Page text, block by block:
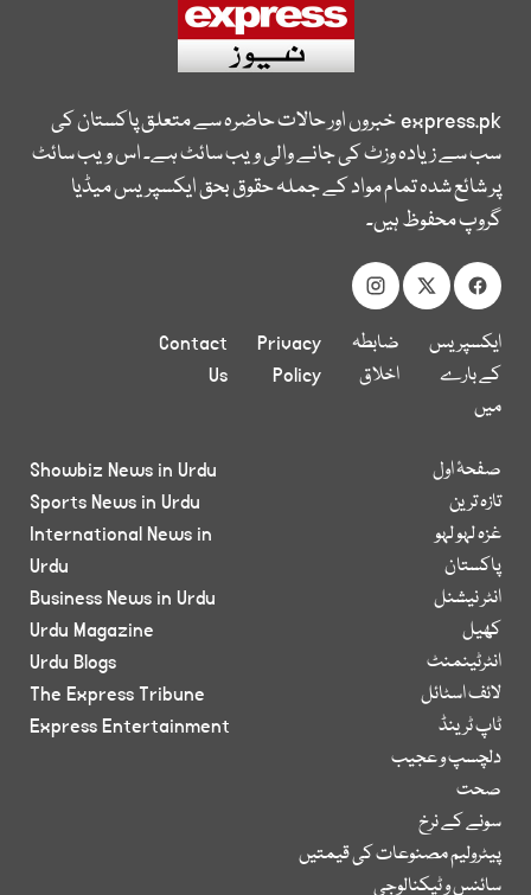
express.pkخبروں اور حالات حاضرہ سے متعلق پاکستان کی
سب سے زیادہ وزٹ کی جانے والی ویب سائٹ ہے۔ اس ویب سائٹ
پر شائع شدہ تمام مواد کے جملہ حقوق بحق ایکسپریس میڈیا
گروپ محفوظ ہیں۔
ایکسپریس
کے بارے
میں
ضابطہ
اخلاق
Privacy
Policy
Contact
Us
صفحۂ اول
تازہ ترین
غزہ لہو لہو
پاکستان
انٹر نیشنل
کھیل
انٹرٹینمنٹ
لائف اسٹائل
ٹاپ ٹرینڈ
دلچسپ و عجیب
صحت
سونے کے نرخ
پیٹرولیم مصنوعات کی قیمتیں
سائنس و ٹیکنالوجی
Showbiz News in Urdu
Sports News in Urdu
International News in
Urdu
Business News in Urdu
Urdu Magazine
Urdu Blogs
The Express Tribune
Express Entertainment